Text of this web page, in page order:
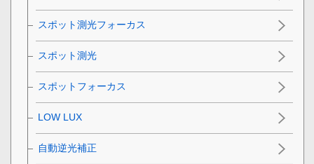
スポット測光フォーカス
スポット測光
スポットフォーカス
LOW LUX
自動逆光補正